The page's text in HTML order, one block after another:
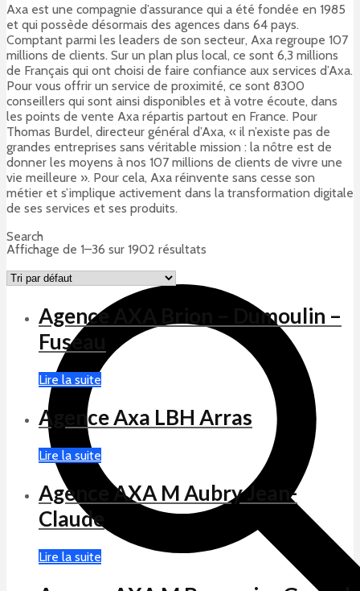
Axa est une compagnie d’assurance qui a été fondée en 1985
et qui possède désormais des agences dans 64 pays.
Comptant parmi les leaders de son secteur, Axa regroupe 107
millions de clients. Sur un plan plus local, ce sont 6,3 millions
de Français qui ont choisi de faire confiance aux services d’Axa.
Pour vous offrir un service de proximité, ce sont 8300
conseillers qui sont ainsi disponibles et à votre écoute, dans
les points de vente Axa répartis partout en France. Pour
Thomas Burdel, directeur général d’Axa, « il n’existe pas de
grandes entreprises sans véritable mission : la nôtre est de
donner les moyens à nos 107 millions de clients de vivre une
vie meilleure ». Pour cela, Axa réinvente sans cesse son
métier et s’implique activement dans la transformation digitale
de ses services et ses produits.
Search
Affichage de 1–36 sur 1902 résultats
Agence AXA Brion – Dumoulin –
Fuseau
Lire la suite
Agence Axa LBH Arras
Lire la suite
Agence AXA M Aubry Jean-
Claude
Lire la suite